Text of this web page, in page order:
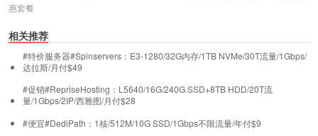
惠套餐
相关推荐
#特价服务器#Spinservers：E3-1280/32G内存/1TB NVMe/30T流量/1Gbps/
达拉斯/月付$49
#促销#RepriseHosting：L5640/16G/240G SSD+8TB HDD/20T流
量/1Gbps/2IP/西雅图/月付$28
#便宜#DediPath：1核/512M/10G SSD/1Gbps不限流量/年付$9